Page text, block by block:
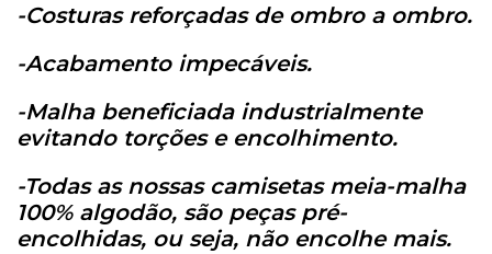
-Costuras reforçadas de ombro a ombro.
-Acabamento impecáveis.
-Malha beneficiada industrialmente
evitando torções e encolhimento.
-Todas as nossas camisetas meia-malha
100% algodão, são peças pré-
encolhidas, ou seja, não encolhe mais.